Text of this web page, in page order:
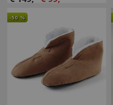
-50 %